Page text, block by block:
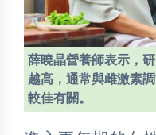
薛曉晶營養師表示，
越高，通常與雌激素
較佳有關。